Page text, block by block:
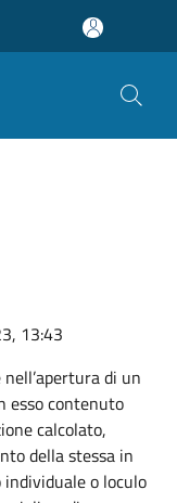
13:43
di un
esso contenuto
calcolato,
della stessa in
o loculo